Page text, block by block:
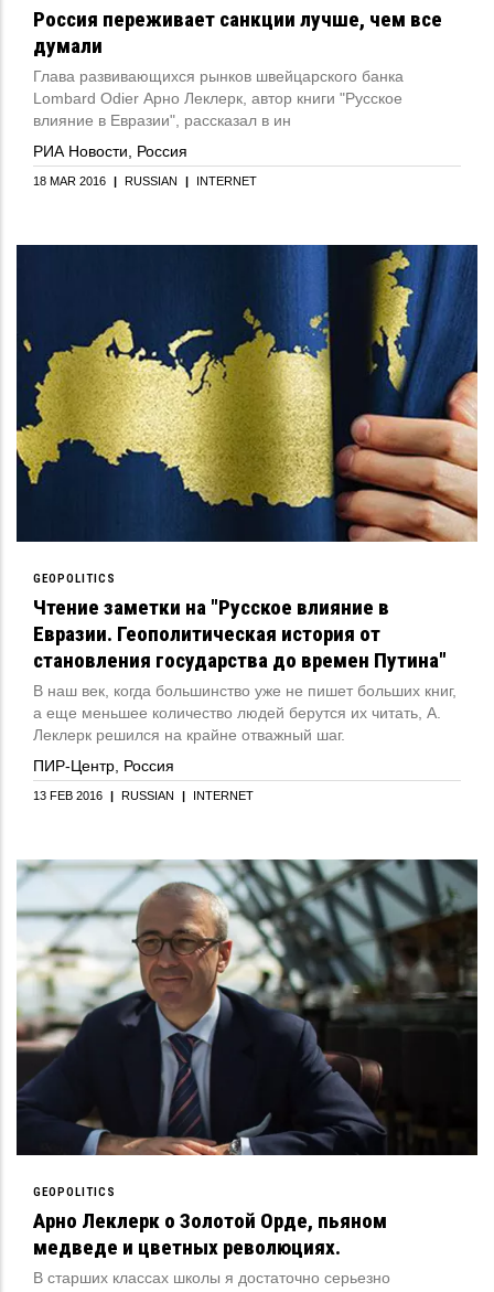
Россия переживает санкции лучше, чем все
думали
Глава развивающихся рынков швейцарского банка
Lombard Odier Арно Леклерк, автор книги "Русское
влияние в Евразии", рассказал в ин
РИА Новости, Россия
18 MAR 2016 | RUSSIAN | INTERNET
GEOPOLITICS
Чтение заметки на "Русское влияние в
Евразии. Геополитическая история от
становления государства до времен Путина"
В наш век, когда большинство уже не пишет больших книг,
а еще меньшее количество людей берутся их читать, А.
Леклерк решился на крайне отважный шаг.
ПИР-Центр, Россия
13 FEB 2016 | RUSSIAN | INTERNET
GEOPOLITICS
Арно Леклерк о Золотой Орде, пьяном
медведе и цветных революциях.
В старших классах школы я достаточно серьезно